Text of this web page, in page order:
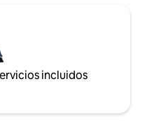
incluidos